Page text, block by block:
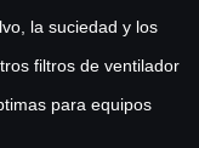
la suciedad y los
filtros de ventilador
para equipos